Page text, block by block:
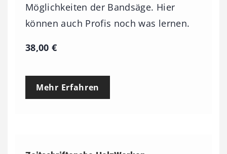
Möglichkeiten der Bandsäge. Hier
können auch Profis noch was lernen.
38,00€
Mehr Erfahren